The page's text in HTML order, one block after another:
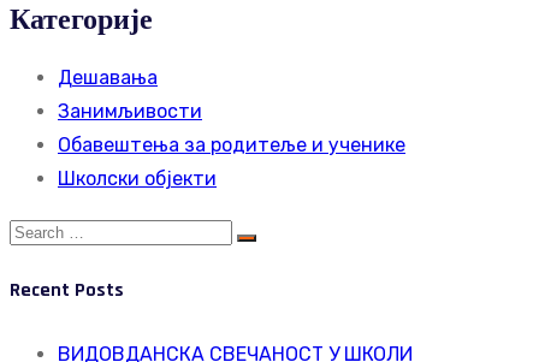
Категорије
Дешавања
Занимљивости
Обавештења за родитеље и ученике
Школски објекти
Search
Search
Recent Posts
ВИДОВДАНСКА СВЕЧАНОСТ У ШКОЛИ